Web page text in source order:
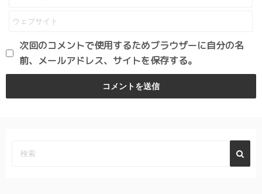
次回のコメントで使用するためブラウザーに自分の名
前、メールアドレス、サイトを保存する。